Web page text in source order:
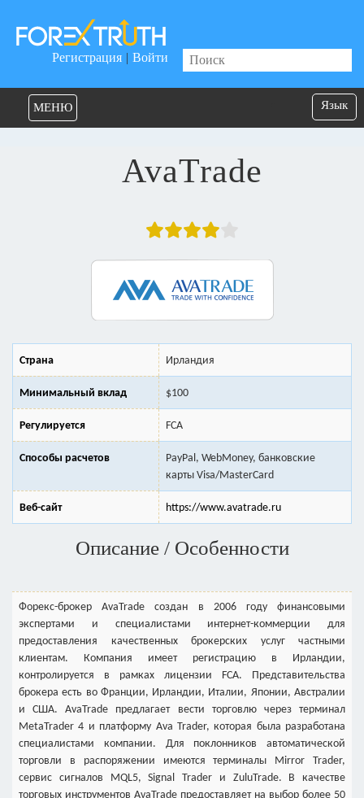
Регистрация | Войти
Язык
МЕНЮ
AvaTrade
Страна Ирландия
Минимальный вклад $100
Регулируется FСA
Способы расчетов
PayPal, WebMoney, банковские
карты Visa/MasterCard
Веб-сайт https://www.avatrade.ru
Описание / Особенности
Форекс-брокер AvaTrade создан в 2006 году финансовыми
экспертами и специалистами интернет-коммерции для
предоставления качественных брокерских услуг частными
клиентам. Компания имеет регистрацию в Ирландии,
контролируется в рамках лицензии FСA. Представительства
брокера есть во Франции, Ирландии, Италии, Японии, Австралии
и США. AvaTrade предлагает вести торговлю через терминал
MetaTrader 4 и платформу Ava Trader, которая была разработана
специалистами компании. Для поклонников автоматической
торговли в распоряжении имеются терминалы Mirror Trader,
сервис сигналов MQL5, Signal Trader и ZuluTrade. В качестве
торговых инструментов AvaTrade предоставляет на выбор более 50